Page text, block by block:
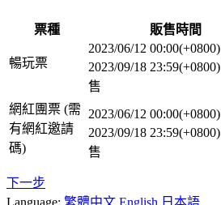
票種 販售時間
暢玩票
2023/06/12 00:00(+0800)
2023/09/18 23:59(+0800)
售
網紅團票 (需
有網紅邀請
碼)
2023/06/12 00:00(+0800)
2023/09/18 23:59(+0800)
售
下一步
Language: 繁體中文 English 日本語